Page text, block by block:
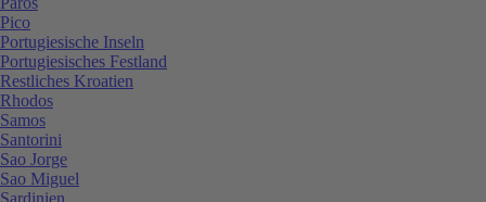
Pico
Portugiesische Inseln
Portugiesisches Festland
Restliches Kroatien
Rhodos
Samos
Santorini
Sao Jorge
Sao Miguel
Sardinien